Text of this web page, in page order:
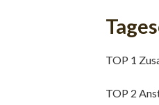
TOP 1
TOP 2